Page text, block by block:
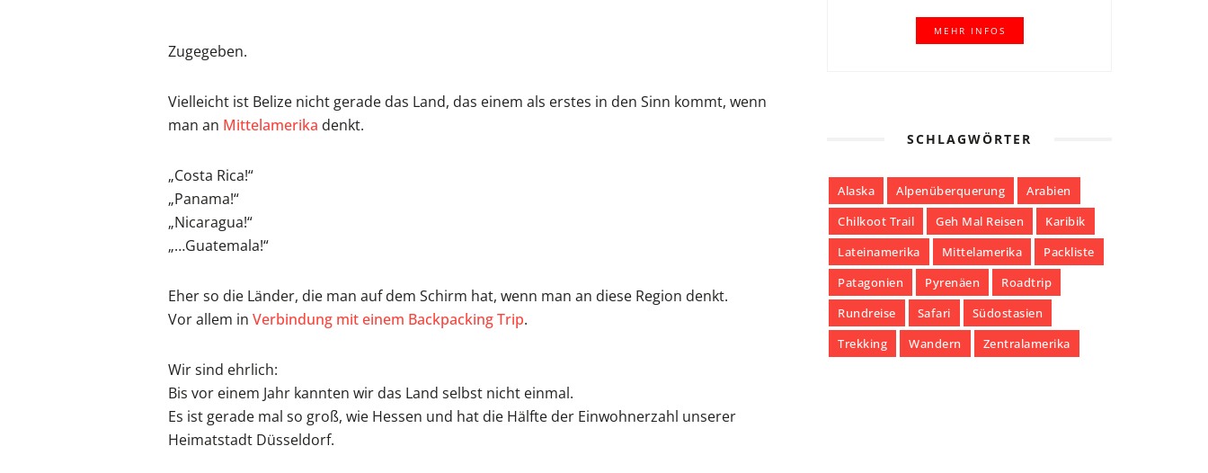
Zugegeben.
Vielleicht ist Belize nicht gerade das Land, das einem als erstes in den Sinn kommt, wenn
man an Mittelamerika denkt.
„Costa Rica!“
„Panama!“
„Nicaragua!“
„…Guatemala!“
Eher so die Länder, die man auf dem Schirm hat, wenn man an diese Region denkt.
Vor allem in Verbindung mit einem Backpacking Trip.
Wir sind ehrlich:
Bis vor einem Jahr kannten wir das Land selbst nicht einmal.
Es ist gerade mal so groß, wie Hessen und hat die Hälfte der Einwohnerzahl unserer
Heimatstadt Düsseldorf.
MEHR INFOS
SCHLAGWÖRTER
Alaska Alpenüberquerung
Arabien
Chilkoot Trail
Geh Mal Reisen
Karibik
Lateinamerika
Mittelamerika
Packliste
Patagonien
Pyrenäen
Roadtrip
Rundreise
Safari
Südostasien
Trekking
Wandern Zentralamerika